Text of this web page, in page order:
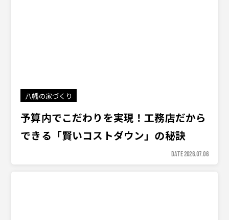
八幡の家づくり
予算内でこだわりを実現！工務店だから
できる「賢いコストダウン」の秘訣
DATE 2026.07.06